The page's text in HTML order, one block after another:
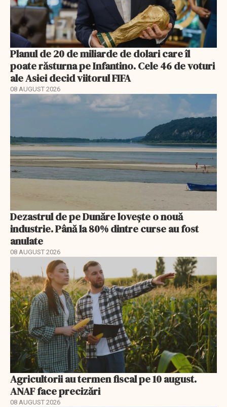
Planul de 20 de miliarde de dolari care îl
poate răsturna pe Infantino. Cele 46 de voturi
ale Asiei decid viitorul FIFA
08 AUGUST 2026
Dezastrul de pe Dunăre lovește o nouă
industrie. Până la 80% dintre curse au fost
anulate
08 AUGUST 2026
Agricultorii au termen fiscal pe 10 august.
ANAF face precizări
08 AUGUST 2026